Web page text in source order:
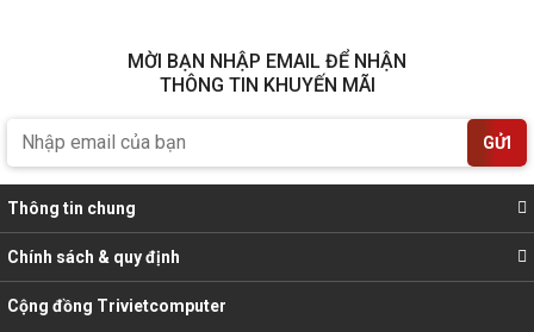
MỜI BẠN NHẬP EMAIL ĐỂ NHẬN
THÔNG TIN KHUYẾN MÃI
GỬI
Thông tin chung
Chính sách & quy định
Cộng đồng Trivietcomputer